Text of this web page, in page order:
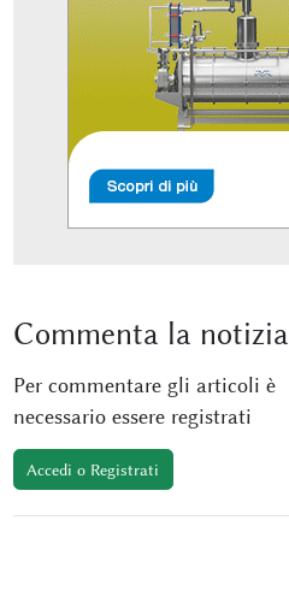
Commenta la notizia
Per commentare gli articoli è
necessario essere registrati
Accedi o Registrati